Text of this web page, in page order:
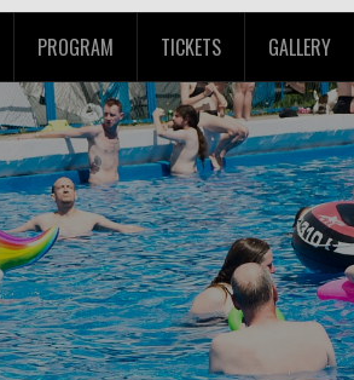
PROGRAM TICKETS GALLERY